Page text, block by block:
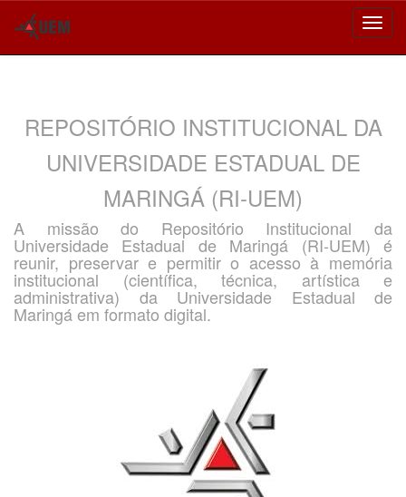
REPOSITÓRIO INSTITUCIONAL DA
UNIVERSIDADE ESTADUAL DE
MARINGÁ (RI-UEM)
A missão do Repositório Institucional da
Universidade Estadual de Maringá (RI-UEM) é
reunir, preservar e permitir o acesso à memória
institucional (científica, técnica, artística e
administrativa) da Universidade Estadual de
Maringá em formato digital.